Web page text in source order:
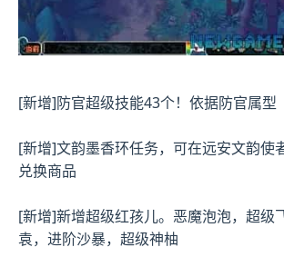
[新增]防官超级技能43个！依据防官属型
[新增]文韵墨香环任务，可在远安文韵使
兑换商品
[新增]新增超级红孩儿。恶魔泡泡，超级
袁，进阶沙暴，超级神柚